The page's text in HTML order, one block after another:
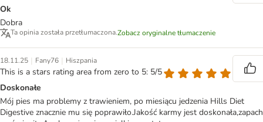
Ok
Dobra
Ta opinia została przetłumaczona.Zobacz oryginalne tłumaczenie
18.11.25 | Fany76 | Hiszpania
This is a stars rating area from zero to 5: 5/5
Doskonałe
Mój pies ma problemy z trawieniem, po miesiącu jedzenia Hills Diet
Digestive znacznie mu się poprawiło.Jakość karmy jest doskonała,zapach